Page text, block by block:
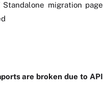
Standalone migration page
are broken due to API